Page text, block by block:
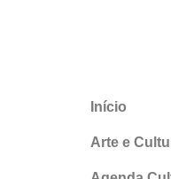
Início
Arte e